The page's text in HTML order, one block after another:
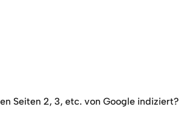
Seiten 2, 3, etc. von Google indiziert?